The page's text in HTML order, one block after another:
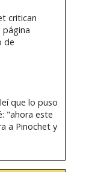
critican
página
de
que lo puso
"ahora este
a Pinochet y